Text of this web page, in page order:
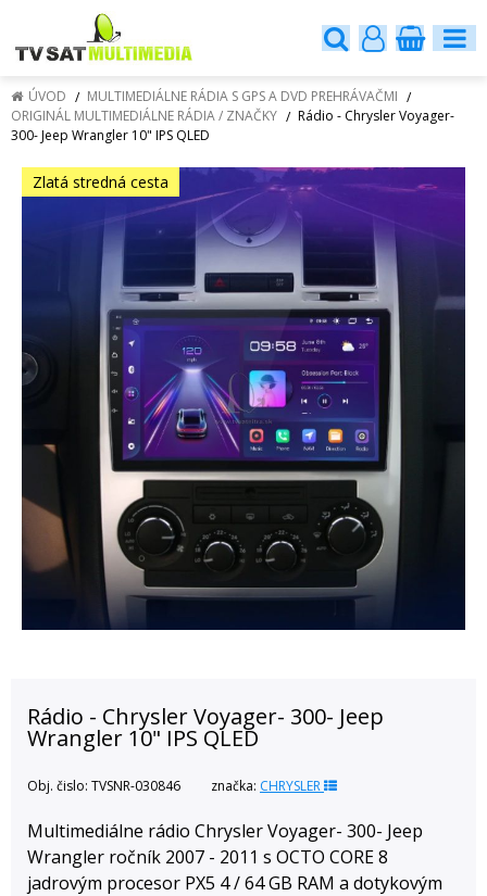
ÚVOD
MULTIMEDIÁLNE RÁDIA S GPS A DVD PREHRÁVAČMI
ORIGINÁL MULTIMEDIÁLNE RÁDIA / ZNAČKY
Rádio - Chrysler Voyager-
300- Jeep Wrangler 10" IPS QLED
Zlatá stredná cesta
Rádio - Chrysler Voyager- 300- Jeep
Wrangler 10" IPS QLED
Obj. čislo: TVSNR-030846 značka: CHRYSLER
Multimediálne rádio Chrysler Voyager- 300- Jeep
Wrangler ročník 2007 - 2011 s OCTO CORE 8
jadrovým procesor PX5 4 / 64 GB RAM a dotykovým